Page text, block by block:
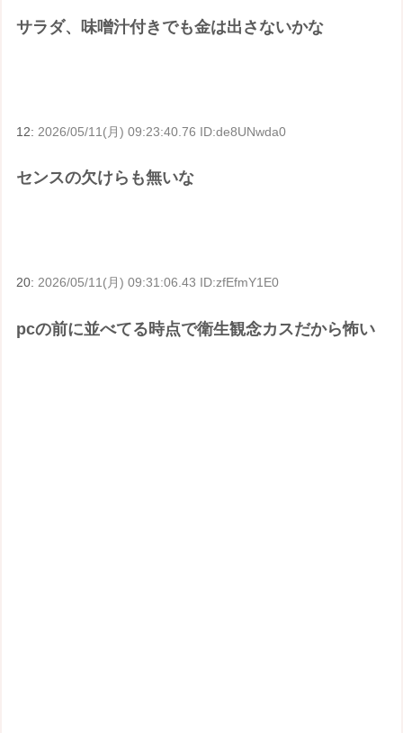
サラダ、味噌汁付きでも金は出さないかな
12: 2026/05/11(月) 09:23:40.76 ID:de8UNwda0
センスの欠けらも無いな
20:2026/05/11(月) 09:31:06.43 ID:zfEfmY1E0
pcの前に並べてる時点で衛生観念カスだから怖い